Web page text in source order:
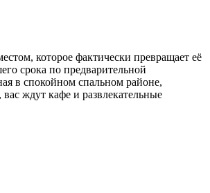
которое фактически превращает её
срока по предварительной
в спокойном спальном районе,
ждут кафе и развлекательные